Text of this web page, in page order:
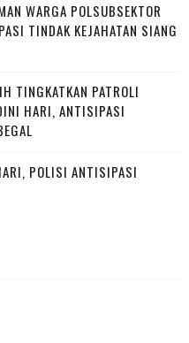
WARGA POLSUBSEKTOR
TINDAK KEJAHATAN SIANG
TINGKATKAN PATROLI
HARI, ANTISIPASI
POLISI ANTISIPASI